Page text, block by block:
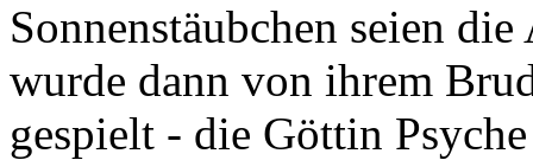
Sonnenstäubchen seien
wurde dann von ihrem
gespielt - die Göttin